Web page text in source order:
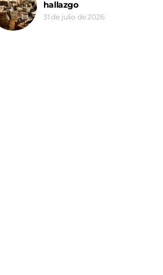
hallazgo
31 de julio de 2026